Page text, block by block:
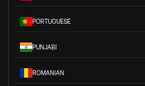
PORTUGUESE
PUNJABI
ROMANIAN